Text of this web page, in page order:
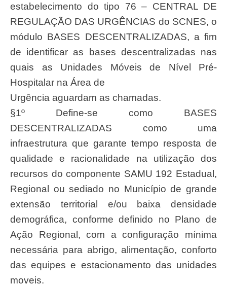
estabelecimento do tipo 76 – CENTRAL DE
REGULAÇÃO DAS URGÊNCIAS do SCNES, o
módulo BASES DESCENTRALIZADAS, a fim
de identificar as bases descentralizadas nas
quais as Unidades Móveis de Nível Pré-
Hospitalar na Área de
Urgência aguardam as chamadas.
§1º Define-se como BASES
DESCENTRALIZADAS como uma
infraestrutura que garante tempo resposta de
qualidade e racionalidade na utilização dos
recursos do componente SAMU 192 Estadual,
Regional ou sediado no Município de grande
extensão territorial e/ou baixa densidade
demográfica, conforme definido no Plano de
Ação Regional, com a configuração mínima
necessária para abrigo, alimentação, conforto
das equipes e estacionamento das unidades
moveis.